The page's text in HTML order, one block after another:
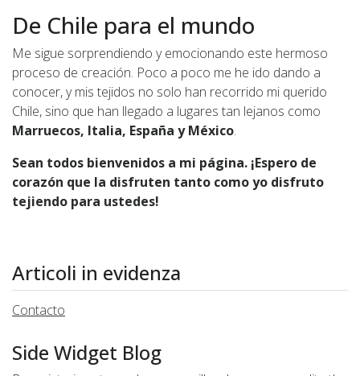
De Chile para el mundo
Me sigue sorprendiendo y emocionando este hermoso
proceso de creación. Poco a poco me he ido dando a
conocer, y mis tejidos no solo han recorrido mi querido
Chile, sino que han llegado a lugares tan lejanos como
Marruecos, Italia, España y México.
Sean todos bienvenidos a mi página. ¡Espero de
corazón que la disfruten tanto como yo disfruto
tejiendo para ustedes!
Articoli in evidenza
Contacto
Side Widget Blog